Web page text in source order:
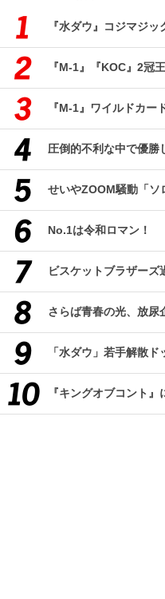
『水ダウ』コジマジッ
『M-1』『KOC』2冠
『M-1』ワイルドカー
圧倒的不利な中で優勝
せいやZOOM騒動「ソ
No.1は令和ロマン！
ビスケットブラザーズ
さらば青春の光、放尿
「水ダウ」若手解散
『キングオブコント